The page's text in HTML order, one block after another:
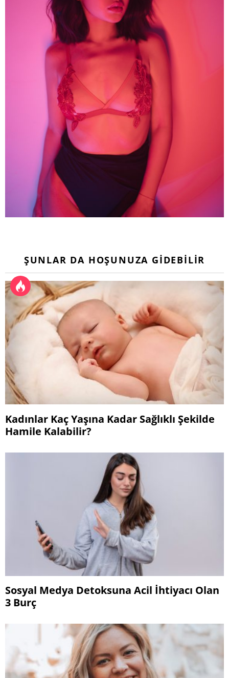
ŞUNLAR DA HOŞUNUZA GIDEBILIR
Kadınlar Kaç Yaşına Kadar Sağlıklı Şekilde
Hamile Kalabilir?
Sosyal Medya Detoksuna Acil İhtiyacı Olan
3 Burç